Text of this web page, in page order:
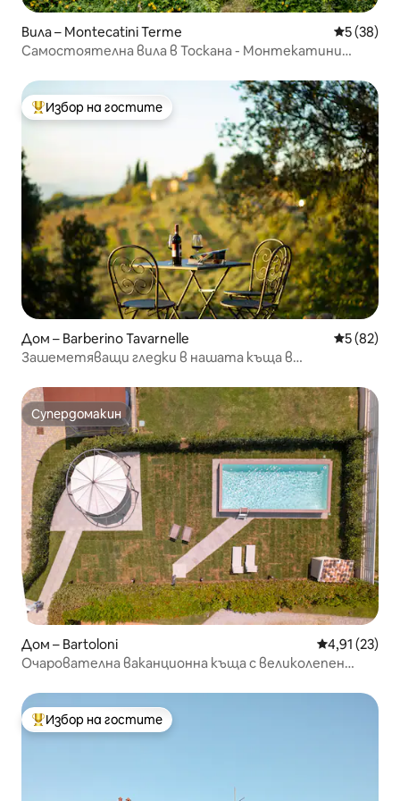
Вила – Montecatini Terme Средна
5 (38)
Самостоятелна вила в Тоскана - Монтекатини
Най-популярен избор на гостите
Избор на гостите
Дом – Barberino Tavarnelle Средна
5 (82)
Зашеметяващи гледки в нашата къща в
Супердомакин
Супердомакин
Дом – Bartoloni Средна
4,91 (23)
Очарователна ваканционна къща с великолепен
Най-популярен избор на гостите
Избор на гостите